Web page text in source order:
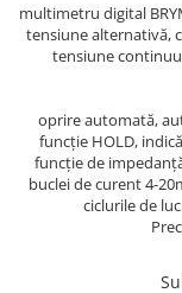
multimetru digital
tensiune alternativă,
tensiune
oprire automată,
funcție HOLD,
funcție de
buclei de curent 4-
ciclurile de